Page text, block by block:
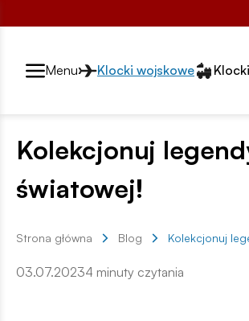
Przełącznik segmentów2
Menu Klocki wojskowe
Kolekcjonuj
światowej!
Strona główna Blog Kolekcjonuj
03.07.20234 minuty czytania